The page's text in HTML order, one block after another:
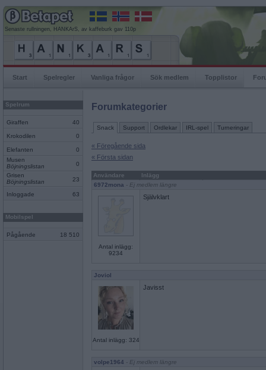
Senaste rullningen, HANKArS, av kaffeburk gav 110p
Start Spelregler Vanliga frågor Sök medlem Topplistor
Spelrum
Giraffen 40
Krokodilen 0
Elefanten
0
Musen
Böjningslistan
0
Grisen
Böjningslistan
23
Inloggade 63
Mobilspel
Pågående 18 510
Forumkategorier
Snack Support Ordlekar IRL-spel Turneringar
« Föregående sida
« Första sidan
Användare
Inlägg
6972mona - Ej medlem längre
Antal inlägg:
9234
Självklart
Joviol
Antal inlägg: 324
Javisst
volpe1964 - Ej medlem längre